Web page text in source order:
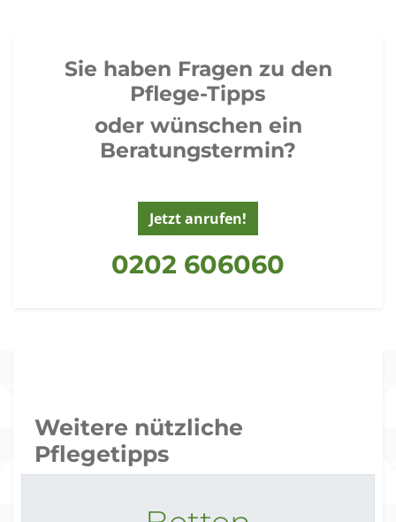
Sie haben Fragen zu den
Pflege-Tipps
oder wünschen ein
Beratungstermin?
Jetzt anrufen!
0202 606060
Weitere nützliche
Pflegetipps